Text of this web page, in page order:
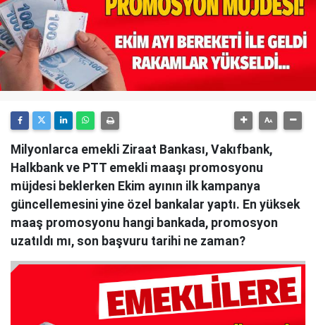
Milyonlarca emekli Ziraat Bankası, Vakıfbank,
Halkbank ve PTT emekli maaşı promosyonu
müjdesi beklerken Ekim ayının ilk kampanya
güncellemesini yine özel bankalar yaptı. En yüksek
maaş promosyonu hangi bankada, promosyon
uzatıldı mı, son başvuru tarihi ne zaman?